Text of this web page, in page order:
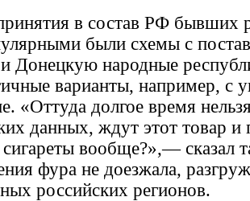
в состав РФ бывших
были схемы с
Донецкую народные
варианты, например, с
«Оттуда долгое время
данных, ждут этот товар и
вообще?»,— сказал
фура не доезжала,
российских регионов.